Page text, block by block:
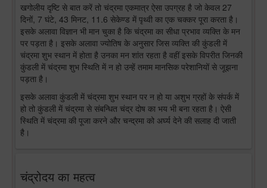
खगोलीय दृष्टि से बात करें तो चंद्रमा एकमात्र ऐसा उपग्रह है जो केवल 27
दिनों, 7 घंटे, 43 मिनट, 11.6 सेकेण्ड में पृथ्वी का एक चक्कर पूरा करता है।
इसके अलावा विज्ञान भी मान चुका है कि चंद्रमा का सीधा प्रभाव व्यक्ति के मन
पर पड़ता है। इसके अलावा ज्योतिष के अनुसार जिस व्यक्ति की कुंडली में
चंद्रमा शुभ स्थान में होता है उनका मन शांत रहता है वहीं इसके विपरीत जिनकी
कुंडली में चंद्रमा शुभ स्थिति में न हो उन्हें तमाम मानसिक परेशानियों से जूझना
पड़ता है।
इसके अलावा कुंडली में चंद्रमा शुभ स्थान पर न हो या अशुभ ग्रहों के संपर्क में
हो तो कुंडली में चंद्रमा से संबन्धित चंद्र दोष का भय भी बना रहता है। ऐसी
स्थिति में चंद्रमा की पूजा करने और चन्द्रमा को अर्घ्य देने की सलाह दी जाती
है।
चंद्रोदय का महत्व